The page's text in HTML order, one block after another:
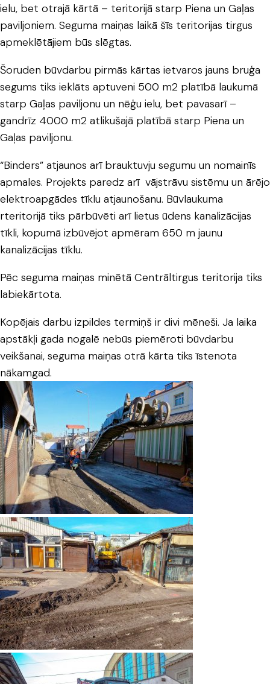
ielu, bet otrajā kārtā – teritorijā starp Piena un Gaļas
paviljoniem. Seguma maiņas laikā šīs teritorijas tirgus
apmeklētājiem būs slēgtas.
Šoruden būvdarbu pirmās kārtas ietvaros jauns bruģa
segums tiks ieklāts aptuveni 500 m2 platībā laukumā
starp Gaļas paviljonu un nēģu ielu, bet pavasarī –
gandrīz 4000 m2 atlikušajā platībā starp Piena un
Gaļas paviljonu.
“Binders” atjaunos arī brauktuvju segumu un nomainīs
apmales. Projekts paredz arī vājstrāvu sistēmu un ārējo
elektroapgādes tīklu atjaunošanu. Būvlaukuma
rteritorijā tiks pārbūvēti arī lietus ūdens kanalizācijas
tīkli, kopumā izbūvējot apmēram 650 m jaunu
kanalizācijas tīklu.
Pēc seguma maiņas minētā Centrāltirgus teritorija tiks
labiekārtota.
Kopējais darbu izpildes termiņš ir divi mēneši. Ja laika
apstākļi gada nogalē nebūs piemēroti būvdarbu
veikšanai, seguma maiņas otrā kārta tiks īstenota
nākamgad.